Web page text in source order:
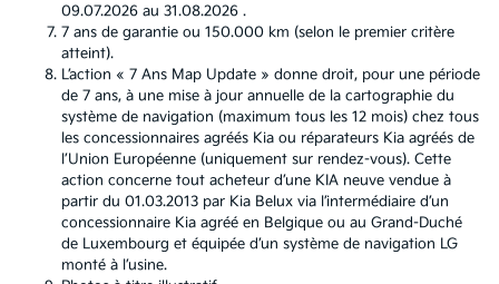
09.07.2026 au 31.08.2026 .
7 ans de garantie ou 150.000 km (selon le premier critère
atteint).
L’action « 7 Ans Map Update » donne droit, pour une période
de 7 ans, à une mise à jour annuelle de la cartographie du
système de navigation (maximum tous les 12 mois) chez tous
les concessionnaires agréés Kia ou réparateurs Kia agréés de
l’Union Européenne (uniquement sur rendez-vous). Cette
action concerne tout acheteur d’une KIA neuve vendue à
partir du 01.03.2013 par Kia Belux via l’intermédiaire d’un
concessionnaire Kia agréé en Belgique ou au Grand-Duché
de Luxembourg et équipée d’un système de navigation LG
monté à l’usine.